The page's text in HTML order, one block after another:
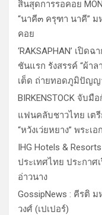
สิ้นสุดการรอคอย
“นาคี๓ ครุฑา นาคี”
คอย
‘RAKSAPHAN’ เปิ
ชันแรก รังสรรค์ “ผ้า
เต็ด ถ่ายทอดภูมิปัญญ
BIRKENSTOCK จับมื
แฟนคลับชาวไทย เต
“หวังเว่ยหยาง” พระ
IHG Hotels &
ประเทศไทย ประกาศ
อ่าวนาง
GossipNews : คีรติ
วงศ์ (เปเปอร์)